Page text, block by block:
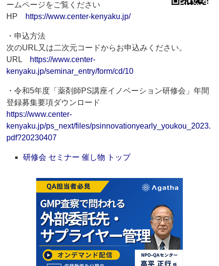
ームページをご覧ください
HP https://www.center-kenyaku.jp/
・申込方法
次のURL又は二次元コードからお申込みください。
URL https://www.center-
kenyaku.jp/seminar_entry/form/cd/10
・令和5年度「薬剤師PS講座イノベーション研修会」年間
登録募集要項ダウンロード
https://www.center-
kenyaku.jp/ps_next/files/psinnovationyearly_youkou_2023.
pdf?20230407
研修会 セミナー 催し物 トップ